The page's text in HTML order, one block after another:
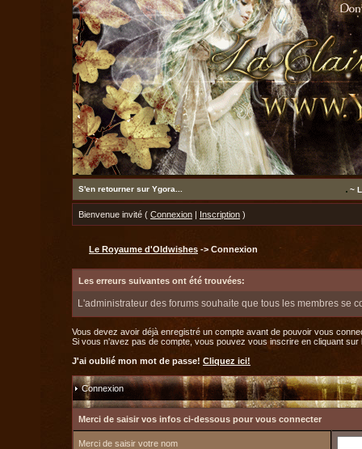
S'en retourner sur Ygora... ~
Bienvenue invité ( Connexion | Inscription )
Le Royaume d'Oldwishes -> Connexion
Les erreurs suivantes ont été trouvées:
L'administrateur des forums souhaite que tous les membres se
Vous devez avoir déjà enregistré un compte avant de pouvoir vous
Si vous n'avez pas de compte, vous pouvez vous inscrire en cliquant sur
J'ai oublié mon mot de passe! Cliquez ici!
Connexion
Merci de saisir vos infos ci-dessous pour vous connecter
Merci de saisir votre nom